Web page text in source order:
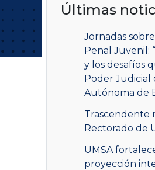
Últimas
Jornadas
Penal Juvenil:
y los desafíos
Poder Judicial
Autónoma de
Trascendente
Rectorado de
UMSA
proyección